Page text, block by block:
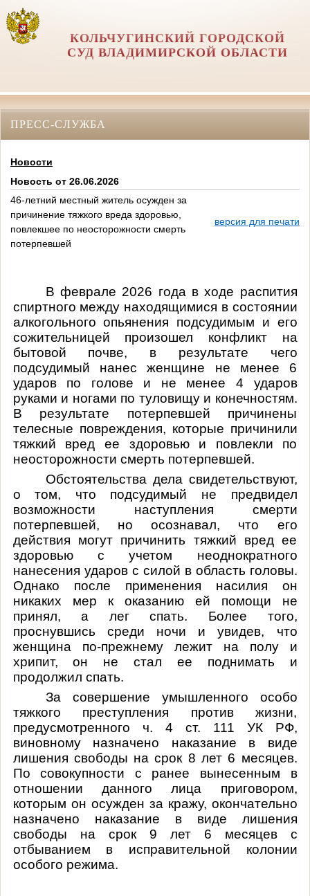
КОЛЬЧУГИНСКИЙ ГОРОДСКОЙ
СУД ВЛАДИМИРСКОЙ ОБЛАСТИ
ПРЕСС-СЛУЖБА
Новости
Новость от 26.06.2026
46-летний местный житель осужден за
причинение тяжкого вреда здоровью,
повлекшее по неосторожности смерть
потерпевшей
версия для печати
В феврале 2026 года в ходе распития
спиртного между находящимися в состоянии
алкогольного опьянения подсудимым и его
сожительницей произошел конфликт на
бытовой почве, в результате чего
подсудимый нанес женщине не менее 6
ударов по голове и не менее 4 ударов
руками и ногами по туловищу и конечностям.
В результате потерпевшей причинены
телесные повреждения, которые причинили
тяжкий вред ее здоровью и повлекли по
неосторожности смерть потерпевшей.
Обстоятельства дела свидетельствуют,
о том, что подсудимый не предвидел
возможности наступления смерти
потерпевшей, но осознавал, что его
действия могут причинить тяжкий вред ее
здоровью с учетом неоднократного
нанесения ударов с силой в область головы.
Однако после применения насилия он
никаких мер к оказанию ей помощи не
принял, а лег спать. Более того,
проснувшись среди ночи и увидев, что
женщина по-прежнему лежит на полу и
хрипит,он не стал ее поднимать и
продолжил спать.
За совершение умышленного особо
тяжкого преступления против жизни,
предусмотренного ч. 4 ст. 111
УК РФ,
виновному назначено наказание в виде
лишения свободы на срок 8 лет 6 месяцев.
По совокупности с ранее вынесенным в
отношении данного лица приговором,
которым он осужден за кражу, окончательно
назначено наказание в виде лишения
свободы на срок 9 лет 6 месяцев с
отбыванием в исправительной колонии
особого режима.